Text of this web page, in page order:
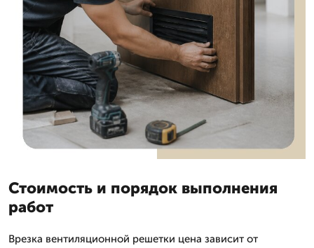
Стоимость и порядок выполнения
работ
Врезка вентиляционной решетки цена зависит от